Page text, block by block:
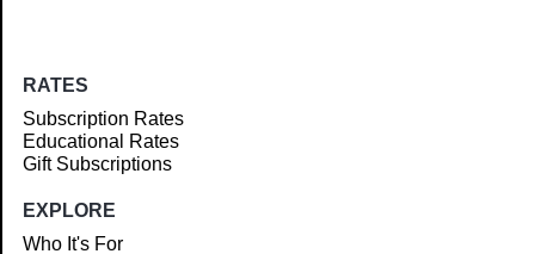
RATES
Subscription Rates
Educational Rates
Gift Subscriptions
EXPLORE
Who It's For